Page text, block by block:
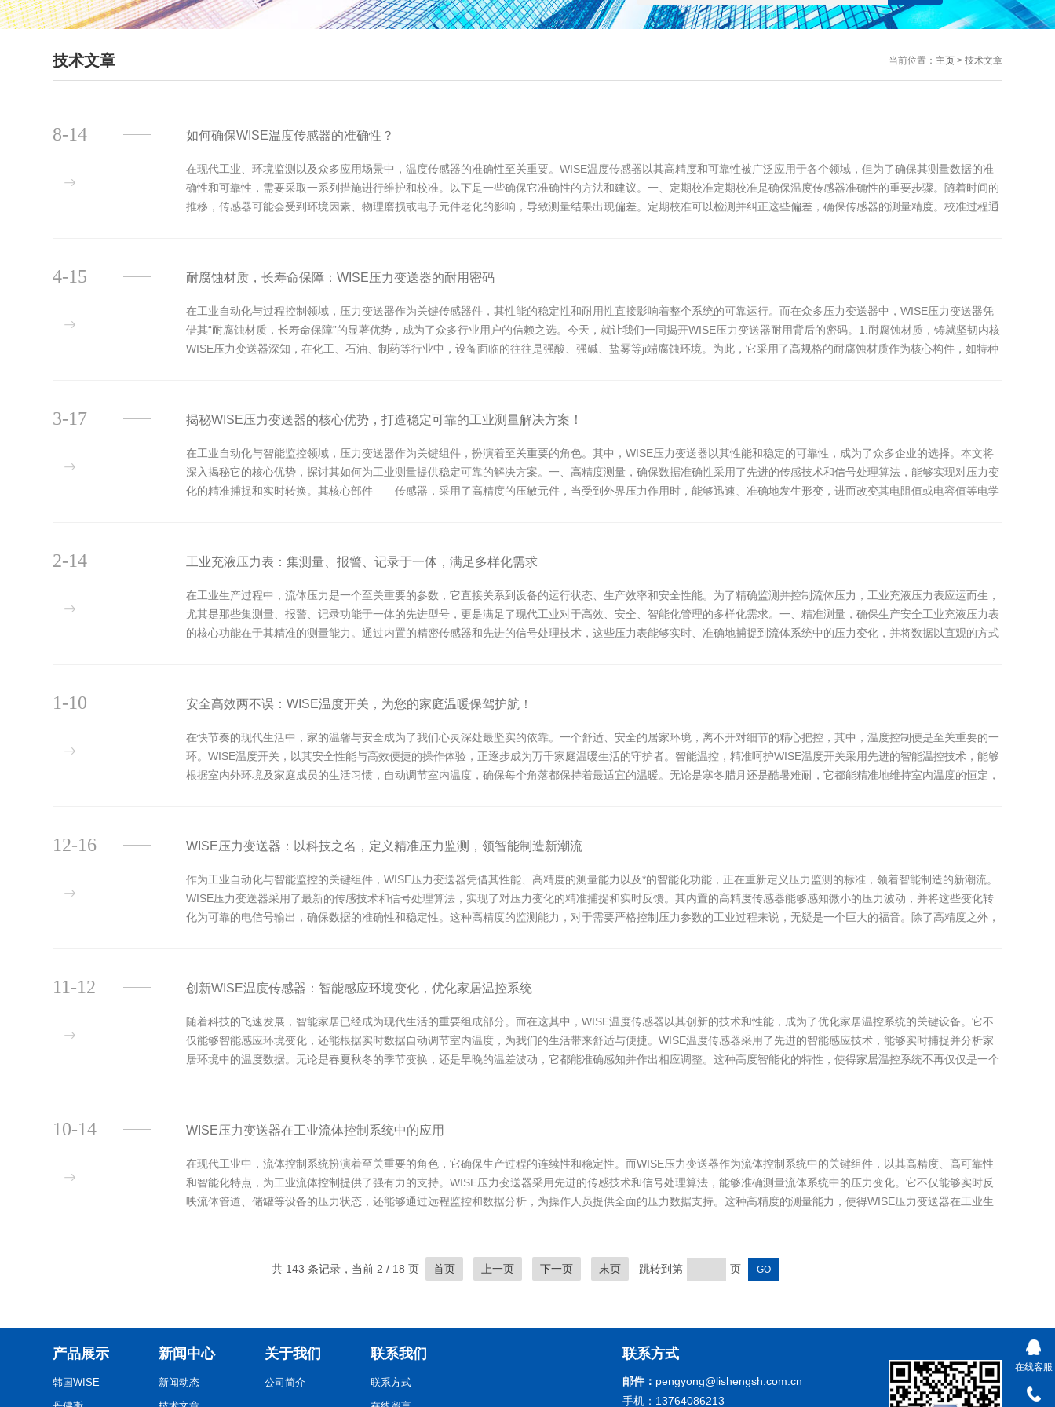
技术文章 当前位置： 主页> 技术文章
如何确保WISE温度传感器的准确性？
在现代工业、环境监测以及众多应用场景中，温度传感器的准确性至关重要。WISE温度传感器以其高精度和可靠性被广泛应用于各个领域，但为了确保其测量数据的准
确性和可靠性，需要采取一系列措施进行维护和校准。以下是一些确保它准确性的方法和建议。一、定期校准定期校准是确保温度传感器准确性的重要步骤。随着时间的
推移，传感器可能会受到环境因素、物理磨损或电子元件老化的影响，导致测量结果出现偏差。定期校准可以检测并纠正这些偏差，确保传感器的测量精度。校准过程通
8-14
耐腐蚀材质，长寿命保障：WISE压力变送器的耐用密码
在工业自动化与过程控制领域，压力变送器作为关键传感器件，其性能的稳定性和耐用性直接影响着整个系统的可靠运行。而在众多压力变送器中，WISE压力变送器凭
借其“耐腐蚀材质，长寿命保障”的显著优势，成为了众多行业用户的信赖之选。今天，就让我们一同揭开WISE压力变送器耐用背后的密码。1.耐腐蚀材质，铸就坚韧内核
WISE压力变送器深知，在化工、石油、制药等行业中，设备面临的往往是强酸、强碱、盐雾等ji端腐蚀环境。为此，它采用了高规格的耐腐蚀材质作为核心构件，如特种
4-15
揭秘WISE压力变送器的核心优势，打造稳定可靠的工业测量解决方案！
在工业自动化与智能监控领域，压力变送器作为关键组件，扮演着至关重要的角色。其中，WISE压力变送器以其性能和稳定的可靠性，成为了众多企业的选择。本文将
深入揭秘它的核心优势，探讨其如何为工业测量提供稳定可靠的解决方案。一、高精度测量，确保数据准确性采用了先进的传感技术和信号处理算法，能够实现对压力变
化的精准捕捉和实时转换。其核心部件——传感器，采用了高精度的压敏元件，当受到外界压力作用时，能够迅速、准确地发生形变，进而改变其电阻值或电容值等电学
3-17
工业充液压力表：集测量、报警、记录于一体，满足多样化需求
在工业生产过程中，流体压力是一个至关重要的参数，它直接关系到设备的运行状态、生产效率和安全性能。为了精确监测并控制流体压力，工业充液压力表应运而生，
尤其是那些集测量、报警、记录功能于一体的先进型号，更是满足了现代工业对于高效、安全、智能化管理的多样化需求。一、精准测量，确保生产安全工业充液压力表
的核心功能在于其精准的测量能力。通过内置的精密传感器和先进的信号处理技术，这些压力表能够实时、准确地捕捉到流体系统中的压力变化，并将数据以直观的方式
2-14
安全高效两不误：WISE温度开关，为您的家庭温暖保驾护航！
在快节奏的现代生活中，家的温馨与安全成为了我们心灵深处最坚实的依靠。一个舒适、安全的居家环境，离不开对细节的精心把控，其中，温度控制便是至关重要的一
环。WISE温度开关，以其安全性能与高效便捷的操作体验，正逐步成为万千家庭温暖生活的守护者。智能温控，精准呵护WISE温度开关采用先进的智能温控技术，能够
根据室内外环境及家庭成员的生活习惯，自动调节室内温度，确保每个角落都保持着最适宜的温暖。无论是寒冬腊月还是酷暑难耐，它都能精准地维持室内温度的恒定，
1-10
WISE压力变送器：以科技之名，定义精准压力监测，领智能制造新潮流
作为工业自动化与智能监控的关键组件，WISE压力变送器凭借其性能、高精度的测量能力以及*的智能化功能，正在重新定义压力监测的标准，领着智能制造的新潮流。
WISE压力变送器采用了最新的传感技术和信号处理算法，实现了对压力变化的精准捕捉和实时反馈。其内置的高精度传感器能够感知微小的压力波动，并将这些变化转
化为可靠的电信号输出，确保数据的准确性和稳定性。这种高精度的监测能力，对于需要严格控制压力参数的工业过程来说，无疑是一个巨大的福音。除了高精度之外，
12-16
创新WISE温度传感器：智能感应环境变化，优化家居温控系统
随着科技的飞速发展，智能家居已经成为现代生活的重要组成部分。而在这其中，WISE温度传感器以其创新的技术和性能，成为了优化家居温控系统的关键设备。它不
仅能够智能感应环境变化，还能根据实时数据自动调节室内温度，为我们的生活带来舒适与便捷。WISE温度传感器采用了先进的智能感应技术，能够实时捕捉并分析家
居环境中的温度数据。无论是春夏秋冬的季节变换，还是早晚的温差波动，它都能准确感知并作出相应调整。这种高度智能化的特性，使得家居温控系统不再仅仅是一个
11-12
WISE压力变送器在工业流体控制系统中的应用
在现代工业中，流体控制系统扮演着至关重要的角色，它确保生产过程的连续性和稳定性。而WISE压力变送器作为流体控制系统中的关键组件，以其高精度、高可靠性
和智能化特点，为工业流体控制提供了强有力的支持。WISE压力变送器采用先进的传感技术和信号处理算法，能够准确测量流体系统中的压力变化。它不仅能够实时反
映流体管道、储罐等设备的压力状态，还能够通过远程监控和数据分析，为操作人员提供全面的压力数据支持。这种高精度的测量能力，使得WISE压力变送器在工业生
10-14
共 143 条记录，当前 2 / 18 页 首页 上一页 下一页 末页 跳转到第 页
产品展示
韩国WISE
新闻中心
新闻动态
关于我们
公司简介
联系我们
联系方式
联系方式
邮件： pengyong@lishengsh.com.cn
手机：13764086213
在线客服